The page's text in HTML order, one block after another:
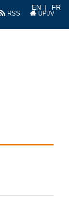
RSS UPJV
EN FR